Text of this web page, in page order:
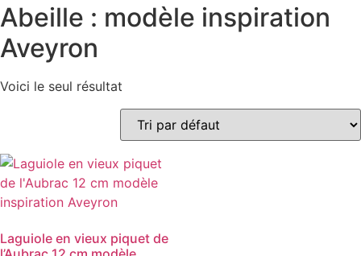
Abeille : modèle inspiration
Aveyron
Voici le seul résultat
Laguiole en vieux piquet de